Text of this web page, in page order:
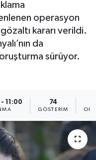
operasyon
kararı verildi.
da
sürüyor.
11:00 74
GÖSTERIM